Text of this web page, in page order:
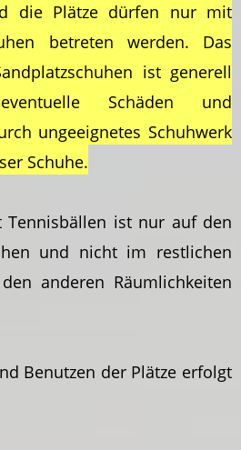
die Plätze dürfen nur mit
betreten werden. Das
ist generell
Schäden und
ungeeignetes Schuhwerk
Schuhe.
Tennisbällen ist nur auf den
und nicht im restlichen
anderen Räumlichkeiten
Benutzen der Plätze erfolgt